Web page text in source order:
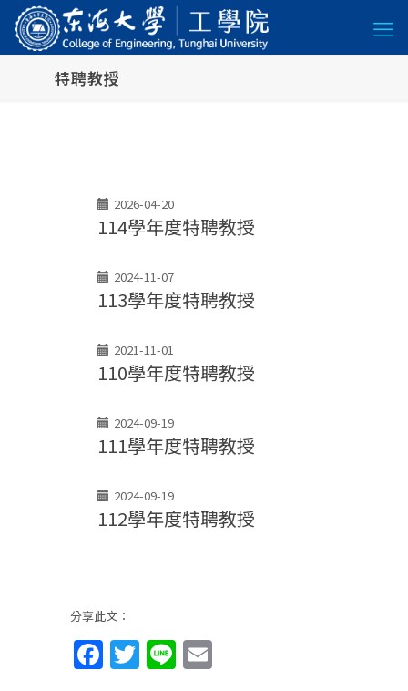
特聘教授
2026-04-20
114學年度特聘教授
2024-11-07
113學年度特聘教授
2021-11-01
110學年度特聘教授
2024-09-19
111學年度特聘教授
2024-09-19
112學年度特聘教授
分享此文：
Facebook
Twitter
LineEmail